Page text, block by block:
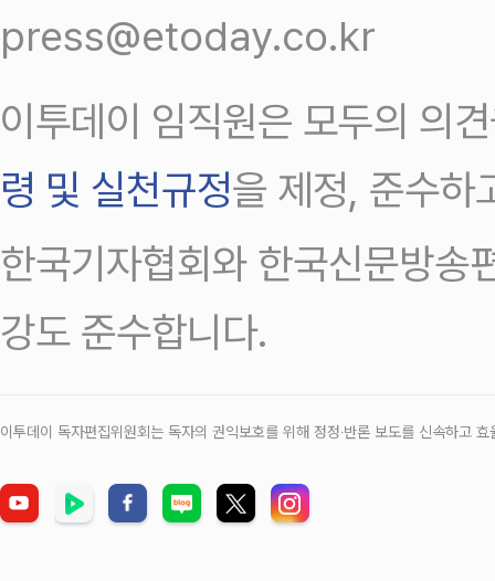
press@etoday.co.kr
이투데이 임직원은 모두의 의
령 및 실천규정을 제정, 준수하
한국기자협회와 한국신문방송
강도 준수합니다.
이투데이 독자편집위원회는 독자의 권익보호를 위해 정정‧반론 보도를 신속하고